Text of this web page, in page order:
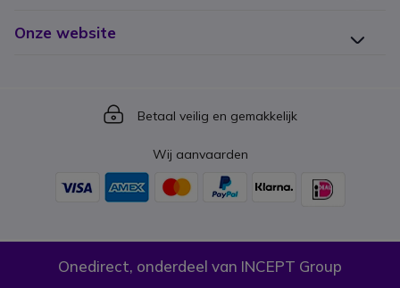
Onze website
Icon
Betaal veilig en gemakkelijk
Wij aanvaarden
Onedirect, onderdeel van INCEPT Group